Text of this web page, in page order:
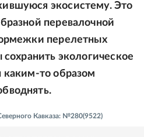
экосистему. Это
перевалочной
перелетных
экологическое
каким-то образом
Кавказа: №280(9522)